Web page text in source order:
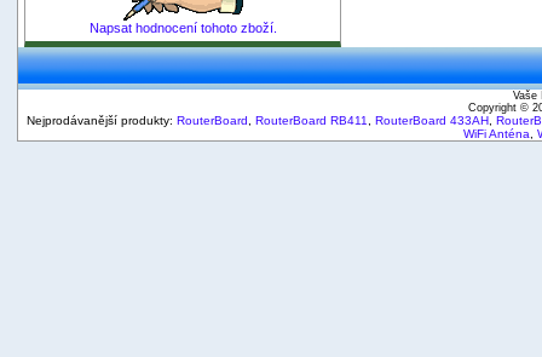
Napsat hodnocení tohoto zboží.
Vaše
Copyright ©
Nejprodávanější produkty: RouterBoard RouterBoard RB411 RouterBoard 433AH
WiFi Anténa